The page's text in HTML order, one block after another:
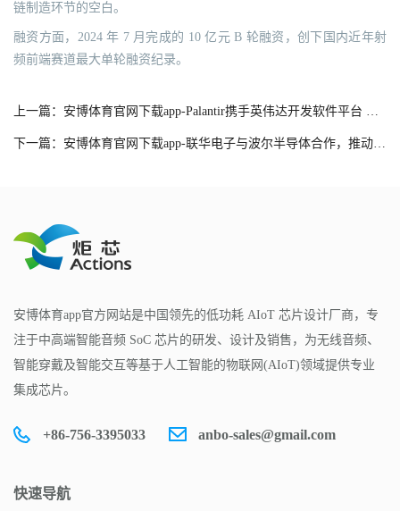
链制造环节的空白。
融资方面，2024 年 7 月完成的 10 亿元 B 轮融资，创下国内近年射
频前端赛道最大单轮融资纪录。
上一篇：安博体育官网下载app-Palantir携手英伟达开发软件平台 以加快AI数据中心建设
下一篇：安博体育官网下载app-联华电子与波尔半导体合作，推动美国8英寸晶圆生产
安博体育app官方网站是中国领先的低功耗 AIoT 芯片设计厂商，专
注于中高端智能音频 SoC 芯片的研发、设计及销售，为无线音频、
智能穿戴及智能交互等基于人工智能的物联网(AIoT)领域提供专业
集成芯片。
+86-756-3395033 anbo-sales@gmail.com
快速导航